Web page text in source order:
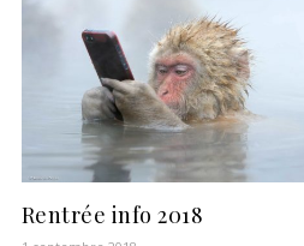
Rentrée info 2018